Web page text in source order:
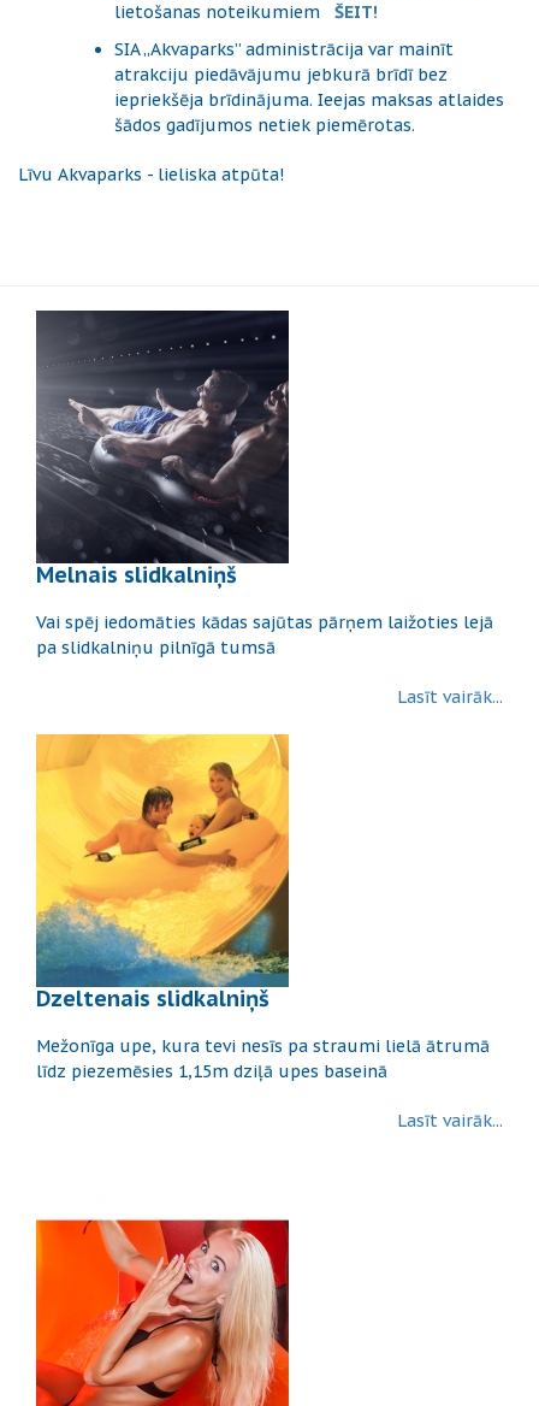
lietošanas noteikumiem
ŠEIT!
SIA „Akvaparks” administrācija var mainīt
atrakciju piedāvājumu jebkurā brīdī bez
iepriekšēja brīdinājuma. Ieejas maksas atlaides
šādos gadījumos netiek piemērotas.
Līvu Akvaparks - lieliska atpūta!
Melnais slidkalniņš
Vai spēj iedomāties kādas sajūtas pārņem laižoties lejā
pa slidkalniņu pilnīgā tumsā
Lasīt vairāk...
Dzeltenais slidkalniņš
Mežonīga upe, kura tevi nesīs pa straumi lielā ātrumā
līdz piezemēsies 1,15m dziļā upes baseinā
Lasīt vairāk...